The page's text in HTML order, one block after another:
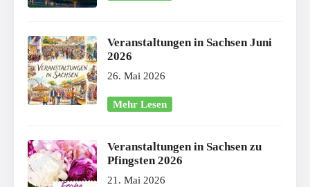
Veranstaltungen in Sachsen Juni
2026
26. Mai 2026
Mehr Lesen
Veranstaltungen in Sachsen zu
Pfingsten 2026
21. Mai 2026